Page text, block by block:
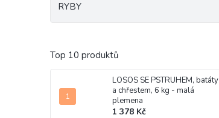
RYBY
Top 10 produktů
LOSOS SE PSTRUHEM, batáty
a chřestem, 6 kg - malá
plemena
1 378 Kč